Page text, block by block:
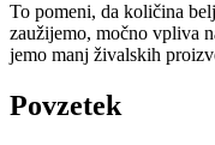
To pomeni, da količina
zaužijemo, močno vpliva
jemo manj živalskih
Povzetek